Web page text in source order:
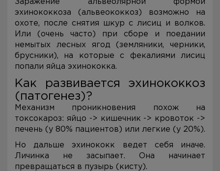
Заражение альвеолярной формой
эхинококкоза (альвеококкоз) возможно на
охоте, после снятия шкур с лисиц и волков.
Или (очень часто) при сборе и поедании
немытых лесных ягод (земляники, черники,
брусники), на которые с фекалиями лисиц
попали яйца эхинококка.
Как развивается эхинококкоз
(патогенез)?
Механизм проникновения похож на
токсокароз: яйцо -> кишечник -> кровоток ->
печень (у 80% пациентов) или легкие (у 20%).
Но дальше эхинококк ведет себя иначе.
Личинка не засыпает. Она начинает
превращаться в пузырь (кисту).